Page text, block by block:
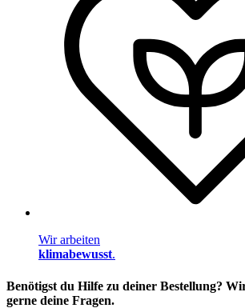
Wir arbeiten
klimabewusst.
Benötigst du Hilfe zu deiner Bestellung?
gerne deine Fragen.